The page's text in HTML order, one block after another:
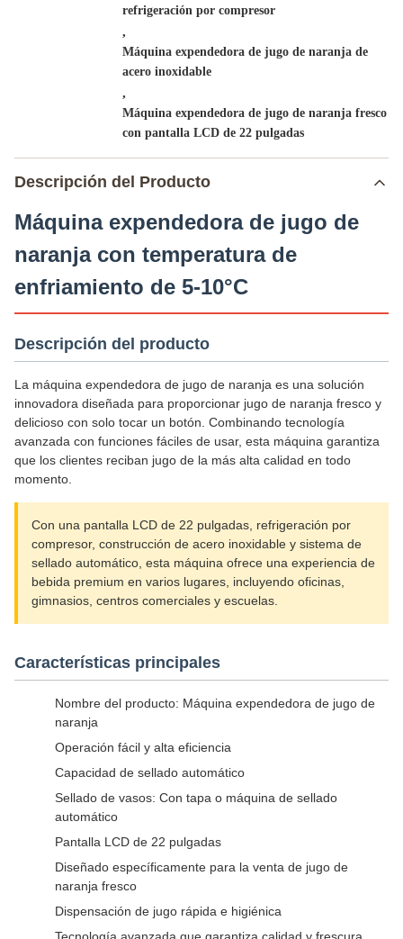
refrigeración por compresor
,
Máquina expendedora de jugo de naranja de
acero inoxidable
,
Máquina expendedora de jugo de naranja fresco
con pantalla LCD de 22 pulgadas
Descripción del Producto
Máquina expendedora de jugo de
naranja con temperatura de
enfriamiento de 5-10°C
Descripción del producto
La máquina expendedora de jugo de naranja es una solución
innovadora diseñada para proporcionar jugo de naranja fresco y
delicioso con solo tocar un botón. Combinando tecnología
avanzada con funciones fáciles de usar, esta máquina garantiza
que los clientes reciban jugo de la más alta calidad en todo
momento.
Con una pantalla LCD de 22 pulgadas, refrigeración por
compresor, construcción de acero inoxidable y sistema de
sellado automático, esta máquina ofrece una experiencia de
bebida premium en varios lugares, incluyendo oficinas,
gimnasios, centros comerciales y escuelas.
Características principales
Nombre del producto: Máquina expendedora de jugo de
naranja
Operación fácil y alta eficiencia
Capacidad de sellado automático
Sellado de vasos: Con tapa o máquina de sellado
automático
Pantalla LCD de 22 pulgadas
Diseñado específicamente para la venta de jugo de
naranja fresco
Dispensación de jugo rápida e higiénica